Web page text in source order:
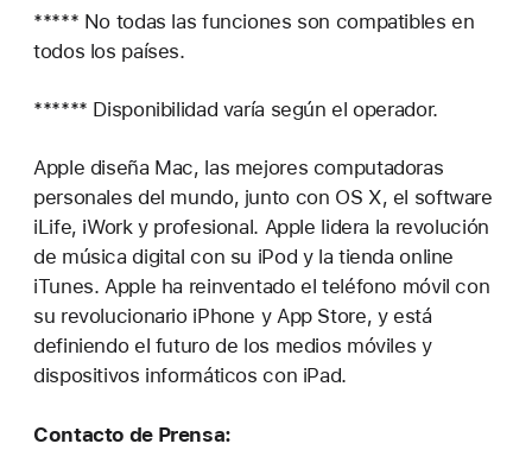
***** No todas las funciones son compatibles en
todos los países.
****** Disponibilidad varía según el operador.
Apple diseña Mac, las mejores computadoras
personales del mundo, junto con OS X, el software
iLife, iWork y profesional. Apple lidera la revolución
de música digital con su iPod y la tienda online
iTunes. Apple ha reinventado el teléfono móvil con
su revolucionario iPhone y App Store, y está
definiendo el futuro de los medios móviles y
dispositivos informáticos con iPad.
Contacto de Prensa: